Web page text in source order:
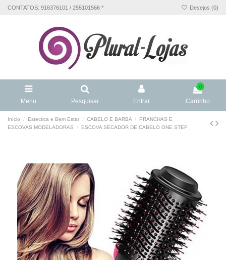
CONTATOS: 916376101 / 255101566 * Desejos (0)
Menu Pesquisar Entrar
0
Carrinho
Início Estectica e Bem Estar CABELO E BARBA
PRANCHAS E
ESCOVAS MODELADORAS
ESCOVA SECADOR DE CABELO ONE STEP